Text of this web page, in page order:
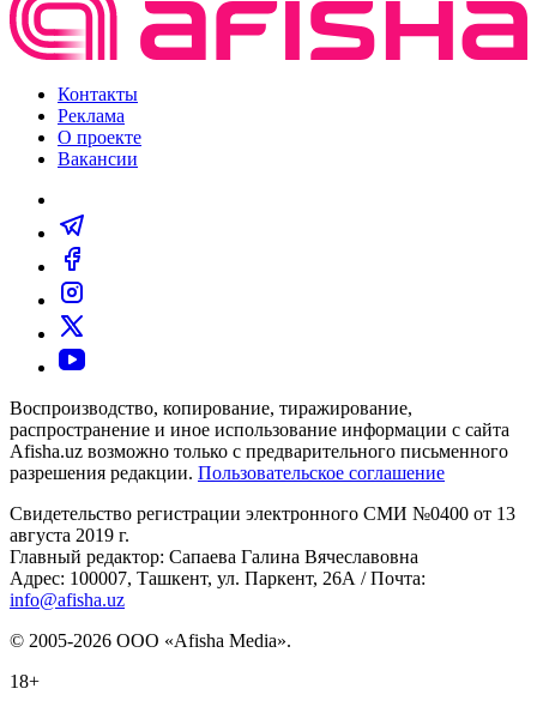
Контакты
Реклама
О проекте
Вакансии
Воспроизводство, копирование, тиражирование,
распространение и иное использование информации с сайта
Afisha.uz возможно только с предварительного письменного
разрешения редакции. Пользовательское соглашение
Свидетельство регистрации электронного СМИ №0400 от 13
августа 2019 г.
Главный редактор: Сапаева Галина Вячеславовна
Адрес: 100007, Ташкент, ул. Паркент, 26А / Почта:
info@afisha.uz
© 2005-2026 ООО «Afisha Media».
18+